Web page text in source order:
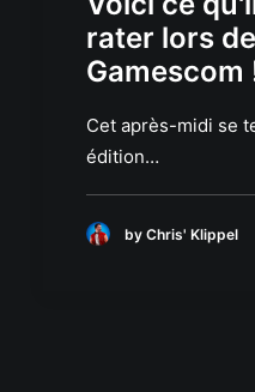
rater lors
Gamescom
Cet après-midi se
édition…
by Chris' Klippel